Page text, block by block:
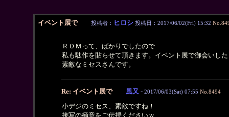
イベント展で 投稿者： ヒロシ 投稿日：2017/06/02(Fri) 15:32
ＲＯＭって、ばかりでしたので
私も駄作を貼らせて頂きます。イベント展で御会いした
素敵なミセスさんです。
Re: イベント展で 風又 - 2017/06/03(Sat) 07:55 No.8494
小デジのミセス、素敵ですね！
接写の極意をご伝授くださいｗ